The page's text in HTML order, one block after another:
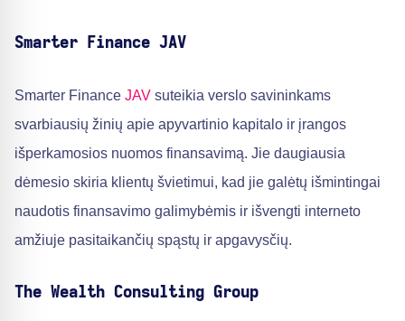
Smarter Finance JAV
Smarter Finance JAV suteikia verslo savininkams
svarbiausių žinių apie apyvartinio kapitalo ir įrangos
išperkamosios nuomos finansavimą. Jie daugiausia
dėmesio skiria klientų švietimui, kad jie galėtų išmintingai
naudotis finansavimo galimybėmis ir išvengti interneto
amžiuje pasitaikančių spąstų ir apgavysčių.
The Wealth Consulting Group